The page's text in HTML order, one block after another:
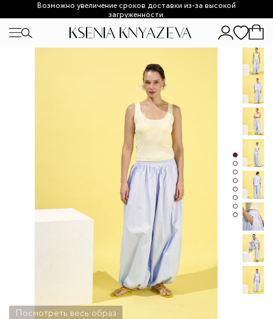
Возможно увеличение сроков доставки из-за высокой
загруженности.
Посмотреть весь образ